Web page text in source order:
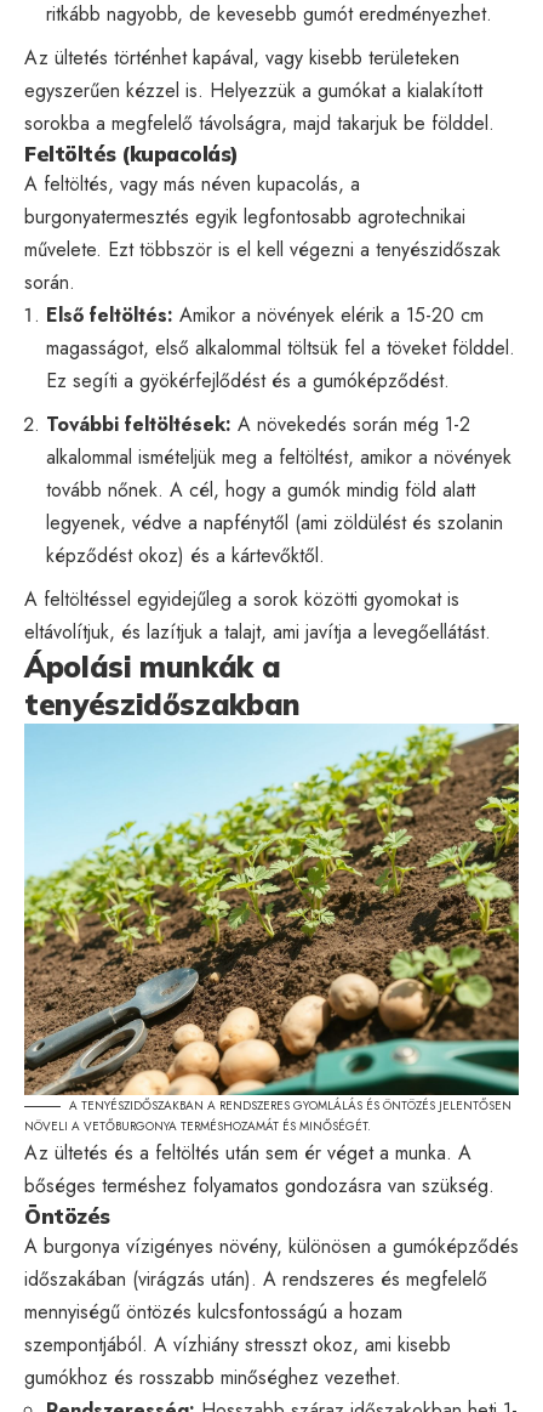
ritkább nagyobb, de kevesebb gumót eredményezhet.
Az ültetés történhet kapával, vagy kisebb területeken
egyszerűen kézzel is. Helyezzük a gumókat a kialakított
sorokba a megfelelő távolságra, majd takarjuk be földdel.
Feltöltés (kupacolás)
A feltöltés, vagy más néven kupacolás, a
burgonyatermesztés egyik legfontosabb agrotechnikai
művelete. Ezt többször is el kell végezni a tenyészidőszak
során.
Első feltöltés: Amikor a növények elérik a 15-20 cm
magasságot, első alkalommal töltsük fel a töveket földdel.
Ez segíti a gyökérfejlődést és a gumóképződést.
További feltöltések: A növekedés során még 1-2
alkalommal ismételjük meg a feltöltést, amikor a növények
tovább nőnek. A cél, hogy a gumók mindig föld alatt
legyenek, védve a napfénytől (ami zöldülést és szolanin
képződést okoz) és a kártevőktől.
A feltöltéssel egyidejűleg a sorok közötti gyomokat is
eltávolítjuk, és lazítjuk a talajt, ami javítja a levegőellátást.
Ápolási munkák a
tenyészidőszakban
A TENYÉSZIDŐSZAKBAN A RENDSZERES GYOMLÁLÁS ÉS ÖNTÖZÉS JELENTŐSEN
NÖVELI A VETŐBURGONYA TERMÉSHOZAMÁT ÉS MINŐSÉGÉT.
Az ültetés és a feltöltés után sem ér véget a munka. A
bőséges terméshez folyamatos gondozásra van szükség.
Öntözés
A burgonya vízigényes növény, különösen a gumóképződés
időszakában (virágzás után). A rendszeres és megfelelő
mennyiségű öntözés kulcsfontosságú a hozam
szempontjából. A vízhiány stresszt okoz, ami kisebb
gumókhoz és rosszabb minőséghez vezethet.